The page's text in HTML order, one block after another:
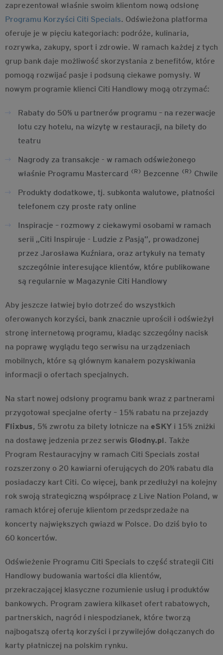
zaprezentował właśnie swoim klientom nową odsłonę
Programu Korzyści Citi Specials. Odświeżona platforma
oferuje je w pięciu kategoriach: podróże, kulinaria,
rozrywka, zakupy, sport i zdrowie. W ramach każdej z tych
grup bank daje możliwość skorzystania z benefitów, które
pomogą rozwijać pasje i podsuną ciekawe pomysły. W
nowym programie klienci Citi Handlowy mogą otrzymać:
Rabaty do 50% u partnerów programu – na rezerwacje
lotu czy hotelu, na wizytę w restauracji, na bilety do
teatru
Nagrody za transakcje - w ramach odświeżonego
właśnie Programu Mastercard (R) Bezcenne (R) Chwile
Produkty dodatkowe, tj. subkonta walutowe, płatności
telefonem czy proste raty online
Inspiracje – rozmowy z ciekawymi osobami w ramach
serii „Citi Inspiruje - Ludzie z Pasją”, prowadzonej
przez Jarosława Kuźniara, oraz artykuły na tematy
szczególnie interesujące klientów, które publikowane
są regularnie w Magazynie Citi Handlowy
Aby jeszcze łatwiej było dotrzeć do wszystkich
oferowanych korzyści, bank znacznie uprościł i odświeżył
stronę internetową programu, kładąc szczególny nacisk
na poprawę wyglądu tego serwisu na urządzeniach
mobilnych, które są głównym kanałem pozyskiwania
informacji o ofertach specjalnych.
Na start nowej odsłony programu bank wraz z partnerami
przygotował specjalne oferty – 15% rabatu na przejazdy
Flixbus, 5% zwrotu za bilety lotnicze na eSKY i 15% zniżki
na dostawę jedzenia przez serwis Glodny.pl. Także
Program Restauracyjny w ramach Citi Specials został
rozszerzony o 20 kawiarni oferujących do 20% rabatu dla
posiadaczy kart Citi. Co więcej, bank przedłużył na kolejny
rok swoją strategiczną współpracę z Live Nation Poland, w
ramach której oferuje klientom przedsprzedaże na
koncerty największych gwiazd w Polsce. Do dziś było to
60 koncertów.
Odświeżenie Programu Citi Specials to część strategii Citi
Handlowy budowania wartości dla klientów,
przekraczającej klasyczne rozumienie usług i produktów
bankowych. Program zawiera kilkaset ofert rabatowych,
partnerskich, nagród i niespodzianek, które tworzą
najbogatszą ofertą korzyści i przywilejów dołączanych do
karty płatniczej na polskim rynku.